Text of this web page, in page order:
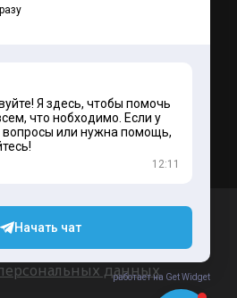
«Vizhu
защищены.
данных
сайта
Я здесь, чтобы помочь
что нобходимо. Если у
вопросы или нужна помощь,
12:11
Начать чат
работает на Get Widget